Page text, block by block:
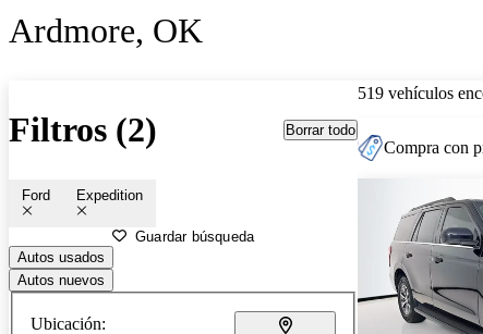
Ardmore, OK
Filtros (2) Borrar todo
Ford Expedition
Guardar búsqueda
Autos usados
Autos nuevos
Ubicación:
519 vehículos
Compra con